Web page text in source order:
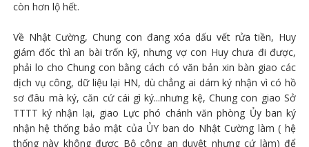
còn hơn lộ hết.
Về Nhật Cường, Chung con đang xóa dấu vết rửa tiền, Huy
giám đốc thì an bài trốn kỹ, nhưng vợ con Huy chưa đi được,
phải lo cho Chung con bằng cách có văn bản xin bàn giao các
dịch vụ công, dữ liệu lại HN, dù chẳng ai dám ký nhận vì có hồ
sơ đâu mà ký, căn cứ cái gì ký...nhưng kệ, Chung con giao Sở
TTTT ký nhận lại, giao Lực phó chánh văn phòng Ủy ban ký
nhận hệ thống bảo mật của ỦY ban do Nhật Cường làm ( hệ
thống này không được Bộ công an duyệt nhưng cứ làm) để